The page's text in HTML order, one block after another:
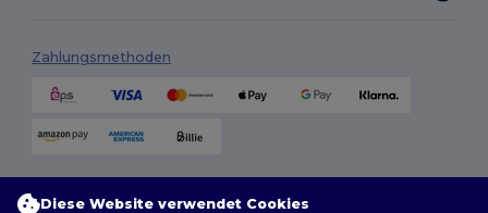
Zahlungsmethoden
Diese Website verwendet Cookies